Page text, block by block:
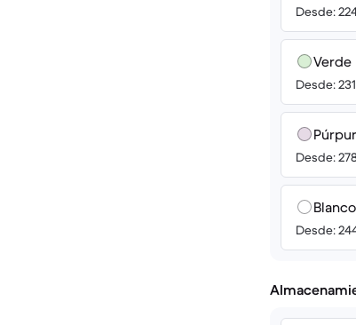
Desde:
Verde
Desde:
Desde:
Blanco
Desde: